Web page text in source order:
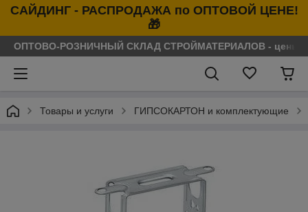
САЙДИНГ - РАСПРОДАЖА по ОПТОВОЙ ЦЕНЕ!
🎁
ОПТОВО-РОЗНИЧНЫЙ СКЛАД СТРОЙМАТЕРИАЛОВ - цены
Товары и услуги ГИПСОКАРТОН и комплектующие